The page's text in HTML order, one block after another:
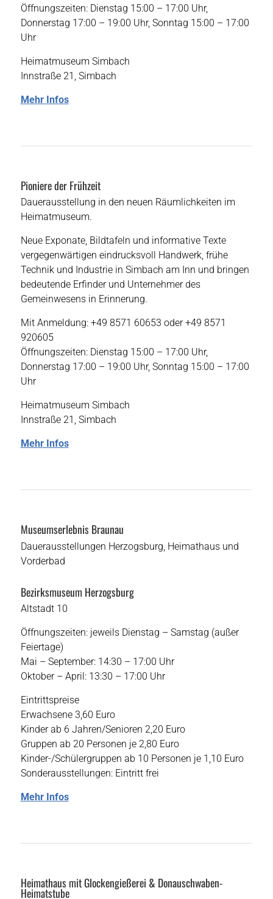
Öffnungszeiten: Dienstag 15:00 – 17:00 Uhr,
Donnerstag 17:00 – 19:00 Uhr, Sonntag 15:00 – 17:00
Uhr
Heimatmuseum Simbach
Innstraße 21, Simbach
Mehr Infos
Pioniere der Frühzeit
Dauerausstellung in den neuen Räumlichkeiten im
Heimatmuseum.
Neue Exponate, Bildtafeln und informative Texte
vergegenwärtigen eindrucksvoll Handwerk, frühe
Technik und Industrie in Simbach am Inn und bringen
bedeutende Erfinder und Unternehmer des
Gemeinwesens in Erinnerung.
Mit Anmeldung: +49 8571 60653 oder +49 8571
920605
Öffnungszeiten: Dienstag 15:00 – 17:00 Uhr,
Donnerstag 17:00 – 19:00 Uhr, Sonntag 15:00 – 17:00
Uhr
Heimatmuseum Simbach
Innstraße 21, Simbach
Mehr Infos
Museumserlebnis Braunau
Dauerausstellungen Herzogsburg, Heimathaus und
Vorderbad
Bezirksmuseum Herzogsburg
Altstadt 10
Öffnungszeiten: jeweils Dienstag – Samstag (außer
Feiertage)
Mai – September: 14:30 – 17:00 Uhr
Oktober – April: 13:30 – 17:00 Uhr
Eintrittspreise
Erwachsene 3,60 Euro
Kinder ab 6 Jahren/Senioren 2,20 Euro
Gruppen ab 20 Personen je 2,80 Euro
Kinder-/Schülergruppen ab 10 Personen je 1,10 Euro
Sonderausstellungen: Eintritt frei
Mehr Infos
Heimathaus mit Glockengießerei & Donauschwaben-
Heimatstube